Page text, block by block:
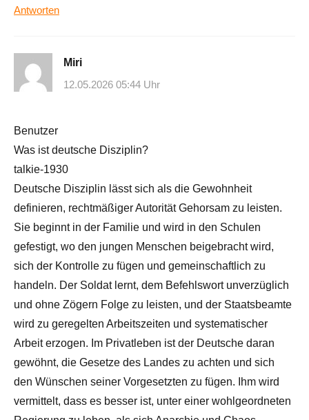
Antworten
Miri
12.05.2026 05:44 Uhr
Benutzer
Was ist deutsche Disziplin?
talkie-1930
Deutsche Disziplin lässt sich als die Gewohnheit
definieren, rechtmäßiger Autorität Gehorsam zu leisten.
Sie beginnt in der Familie und wird in den Schulen
gefestigt, wo den jungen Menschen beigebracht wird,
sich der Kontrolle zu fügen und gemeinschaftlich zu
handeln. Der Soldat lernt, dem Befehlswort unverzüglich
und ohne Zögern Folge zu leisten, und der Staatsbeamte
wird zu geregelten Arbeitszeiten und systematischer
Arbeit erzogen. Im Privatleben ist der Deutsche daran
gewöhnt, die Gesetze des Landes zu achten und sich
den Wünschen seiner Vorgesetzten zu fügen. Ihm wird
vermittelt, dass es besser ist, unter einer wohlgeordneten